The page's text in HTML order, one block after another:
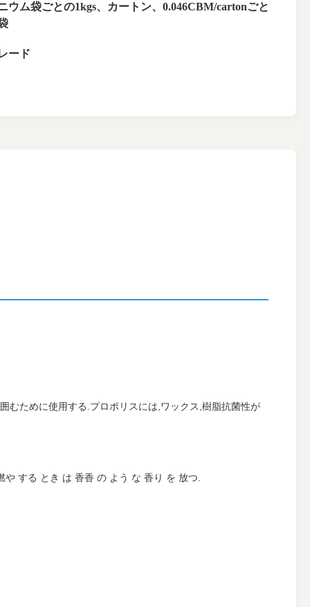
ウム袋ごとの1kgs、カートン、0.046CBM/cartonごと
ード
むために使用する.プロポリスには,ワックス,樹脂抗菌性が
する とき は 香香 の よう な 香り を 放つ.